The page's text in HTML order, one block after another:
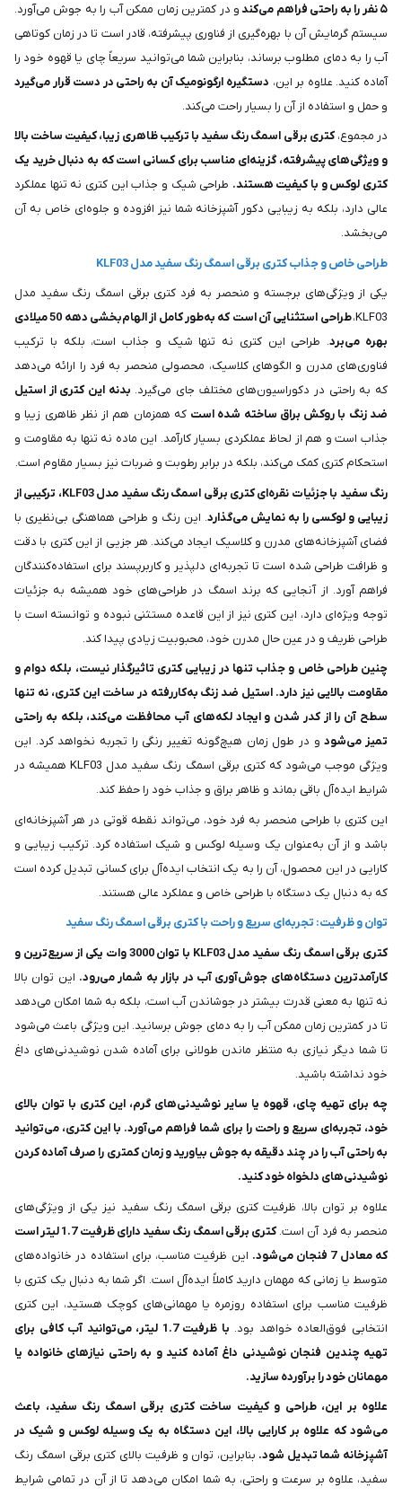
۵ نفر را به راحتی فراهم می‌کند
و در کمترین زمان ممکن آب را به جوش می‌آورد.
سیستم گرمایش آن با بهره‌گیری از فناوری پیشرفته، قادر است تا در زمان کوتاهی
آب را به دمای مطلوب برساند، بنابراین شما می‌توانید سریعاً چای یا قهوه خود را
آماده کنید. علاوه بر این، دستگیره ارگونومیک آن به راحتی در دست قرار می‌گیرد
و حمل و استفاده از آن را بسیار راحت می‌کند.
در مجموع،کتری برقی اسمگ رنگ سفید با ترکیب ظاهری زیبا، کیفیت ساخت بالا
و ویژگی‌های پیشرفته، گزینه‌ای مناسب برای کسانی است که به دنبال خرید یک
کتری لوکس و با کیفیت هستند. طراحی شیک و جذاب این کتری نه تنها عملکرد
عالی دارد، بلکه به زیبایی دکور آشپزخانه شما نیز افزوده و جلوه‌ای خاص به آن
می‌بخشد.
طراحی خاص و جذاب کتری برقی اسمگ رنگ سفید مدل KLF03
یکی از ویژگی‌های برجسته و منحصر به فرد کتری برقی اسمگ رنگ سفید مدل
KLF03،
طراحی استثنایی آن است که به‌طور کامل از الهام‌بخشی دهه 50 میلادی
بهره می‌برد. طراحی این کتری نه تنها شیک و جذاب است، بلکه با ترکیب
فناوری‌های مدرن و الگوهای کلاسیک، محصولی منحصر به فرد را ارائه می‌دهد
که به راحتی در دکوراسیون‌های مختلف جای می‌گیرد. بدنه این کتری از استیل
ضد زنگ با روکش براق ساخته شده است که همزمان هم از نظر ظاهری زیبا و
جذاب است و هم از لحاظ عملکردی بسیار کارآمد. این ماده نه تنها به مقاومت و
استحکام کتری کمک می‌کند، بلکه در برابر رطوبت و ضربات نیز بسیار مقاوم است.
رنگ سفید با جزئیات نقره‌ای کتری برقی اسمگ رنگ سفید مدل KLF03، ترکیبی از
زیبایی و لوکسی را به نمایش می‌گذارد. این رنگ و طراحی هماهنگی بی‌نظیری با
فضای آشپزخانه‌های مدرن و کلاسیک ایجاد می‌کند. هر جزیی از این کتری با دقت
و ظرافت طراحی شده است تا تجربه‌ای دلپذیر و کاربرپسند برای استفاده‌کنندگان
فراهم آورد. از آنجایی که برند اسمگ در طراحی‌های خود همیشه به جزئیات
توجه ویژه‌ای دارد، این کتری نیز از این قاعده مستثنی نبوده و توانسته است با
طراحی ظریف و در عین حال مدرن خود، محبوبیت زیادی پیدا کند.
چنین طراحی خاص و جذاب تنها در زیبایی کتری تاثیرگذار نیست، بلکه دوام و
مقاومت بالایی نیز دارد. استیل ضد زنگ به‌کاررفته در ساخت این کتری، نه تنها
سطح آن را از کدر شدن و ایجاد لکه‌های آب محافظت می‌کند، بلکه به راحتی
تمیز می‌شودو در طول زمان هیچ‌گونه تغییر رنگی را تجربه نخواهد کرد. این
ویژگی موجب می‌شود که کتری برقی اسمگ رنگ سفید مدل KLF03 همیشه در
شرایط ایده‌آل باقی بماند و ظاهر براق و جذاب خود را حفظ کند.
این کتری با طراحی منحصر به فرد خود، می‌تواند نقطه قوتی در هر آشپزخانه‌ای
باشد و از آن به‌عنوان یک وسیله لوکس و شیک استفاده کرد. ترکیب زیبایی و
کارایی در این محصول، آن را به یک انتخاب ایده‌آل برای کسانی تبدیل کرده است
که به دنبال یک دستگاه با طراحی خاص و عملکرد عالی هستند.
توان و ظرفیت: تجربه‌ای سریع و راحت با کتری برقی اسمگ رنگ سفید
کتری برقی اسمگ رنگ سفید مدل KLF03 با توان 3000 وات یکی از سریع‌ترین و
کارآمدترین دستگاه‌های جوش‌آوری آب در بازار به شمار می‌رود. این توان بالا
نه تنها به معنی قدرت بیشتر در جوشاندن آب است، بلکه به شما امکان می‌دهد
تا در کمترین زمان ممکن آب را به دمای جوش برسانید. این ویژگی باعث می‌شود
تا شما دیگر نیازی به منتظر ماندن طولانی برای آماده شدن نوشیدنی‌های داغ
خود نداشته باشید.
چه برای تهیه چای، قهوه یا سایر نوشیدنی‌های گرم، این کتری با توان بالای
خود، تجربه‌ای سریع و راحت را برای شما فراهم می‌آورد. با این کتری، می‌توانید
به راحتی آب را در چند دقیقه به جوش بیاورید و زمان کمتری را صرف آماده کردن
نوشیدنی‌های دلخواه خود کنید.
علاوه بر توان بالا، ظرفیت کتری برقی اسمگ رنگ سفید نیز یکی از ویژگی‌های
منحصر به فرد آن است.
کتری برقی اسمگ رنگ سفید دارای ظرفیت 1.7 لیتر است
که معادل 7 فنجان می‌شود.
این ظرفیت مناسب، برای استفاده در خانواده‌های
متوسط یا زمانی که مهمان دارید کاملاً ایده‌آل است. اگر شما به دنبال یک کتری با
ظرفیت مناسب برای استفاده روزمره یا مهمانی‌های کوچک هستید، این کتری
انتخابی فوق‌العاده خواهد بود.
با ظرفیت 1.7 لیتر، می‌توانید آب کافی برای
تهیه چندین فنجان نوشیدنی داغ آماده کنید و به راحتی نیازهای خانواده یا
مهمانان خود را برآورده سازید.
علاوه بر این، طراحی و کیفیت ساخت کتری برقی اسمگ رنگ سفید، باعث
می‌شود که علاوه بر کارایی بالا، این دستگاه به یک وسیله لوکس و شیک در
آشپزخانه شما تبدیل شود. بنابراین، توان و ظرفیت بالای کتری برقی اسمگ رنگ
سفید، علاوه بر سرعت و راحتی، به شما امکان می‌دهد تا از آن در تمامی شرایط